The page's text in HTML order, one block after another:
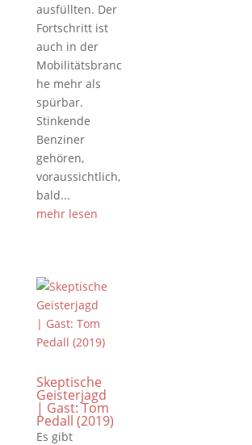
ausfüllten. Der
Fortschritt ist
auch in der
Mobilitätsbranc
he mehr als
spürbar.
Stinkende
Benziner
gehören,
voraussichtlich,
bald...
mehr lesen
Skeptische
Geisterjagd
| Gast: Tom
Pedall (2019)
Es gibt